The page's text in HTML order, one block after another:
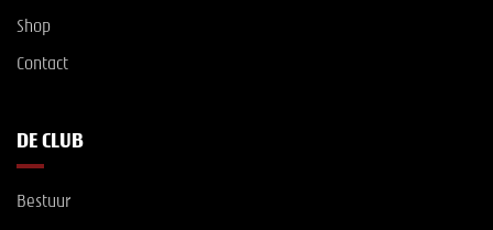
Shop
Contact
DE CLUB
Bestuur